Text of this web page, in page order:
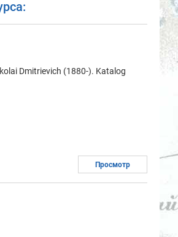
Dmitrievich (1880-). Katalog
Просмотр